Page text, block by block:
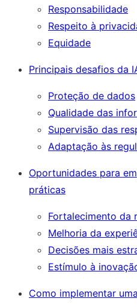
Responsabilidade
Respeito à
Equidade
Principais desafios da
Proteção de dados
Qualidade das
Supervisão das
Adaptação às
Oportunidades para
práticas
Fortalecimento da
Melhoria da
Decisões mais
Estímulo à
Como implementar